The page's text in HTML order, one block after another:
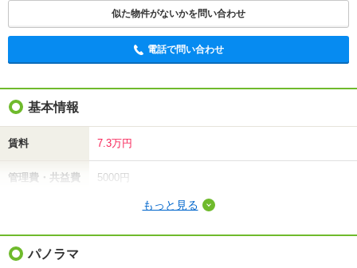
似た物件がないかを問い合わせ
電話で問い合わせ
基本情報
賃料 7.3万円
管理費・共益費 5000円
礼金（敷引・償
却金）
もっと見る
パノラマ